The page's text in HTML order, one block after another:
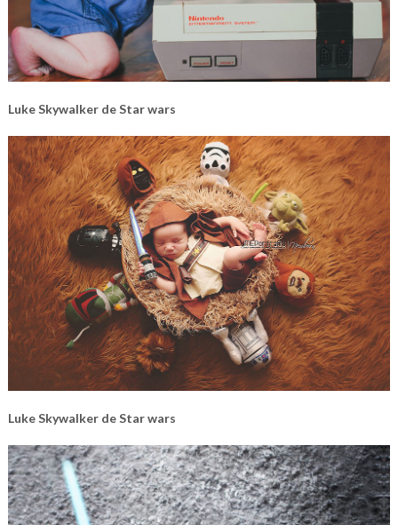
Luke Skywalker de Star wars
Luke Skywalker de Star wars